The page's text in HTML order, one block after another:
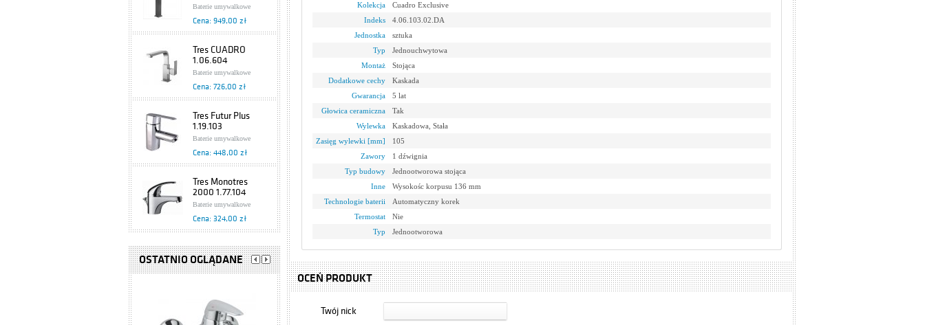
Baterie umywalkowe
Cena: 949,00 zł
Tres CUADRO
1.06.604
Baterie umywalkowe
Cena: 726,00 zł
Tres Futur Plus
1.19.103
Baterie umywalkowe
Cena: 448,00 zł
Tres Monotres
2000 1.77.104
Baterie umywalkowe
Cena: 324,00 zł
Tres Eco
1.70.103.02
Baterie umywalkowe
Bateria
OSTATNIO OGLĄDANE
Kolekcja
Cuadro Exclusive
Indeks
4.06.103.02.DA
Jednostka
sztuka
Typ
Jednouchwytowa
Montaż
Stojąca
Dodatkowe cechy
Kaskada
Gwarancja
5 lat
Głowica ceramiczna
Tak
Wylewka
Kaskadowa, Stała
Zasięg wylewki [mm]
105
Zawory
1 dźwignia
Typ budowy
Jednootworowa stojąca
Inne
Wysokośc korpusu 136 mm
Technologie baterii
Automatyczny korek
Termostat
Nie
Typ
Jednootworowa
OCEŃ PRODUKT
Twój nick